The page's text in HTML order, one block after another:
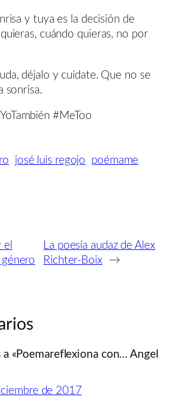
y tuya es la decisión de
cuándo quieras, no por
déjalo y cuídate. Que no se
sonrisa.
#MeToo
josé luis regojo
poémame
el
La poesía audaz de Alex
Richter-Boix
→
a «Poemareflexiona con… Angel
de 2017